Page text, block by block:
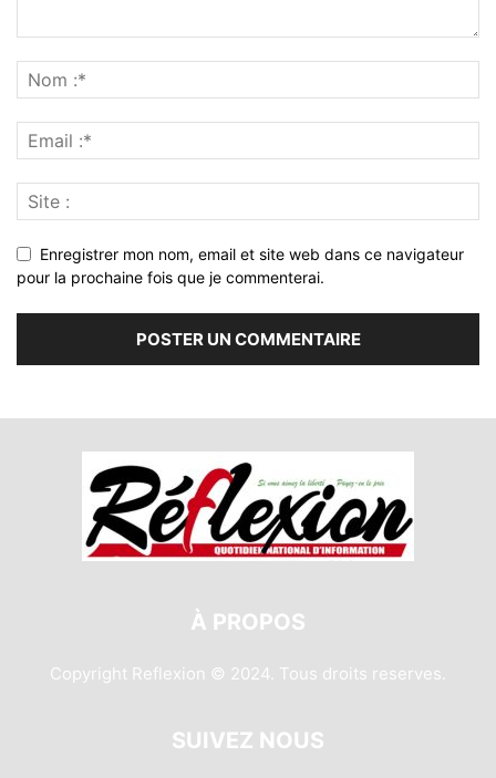
Enregistrer mon nom, email et site web dans ce navigateur
pour la prochaine fois que je commenterai.
À PROPOS
Copyright Reflexion © 2024. Tous droits reserves.
SUIVEZ NOUS